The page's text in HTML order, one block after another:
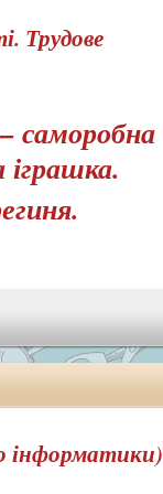
Трудове
саморобна
інформатики)